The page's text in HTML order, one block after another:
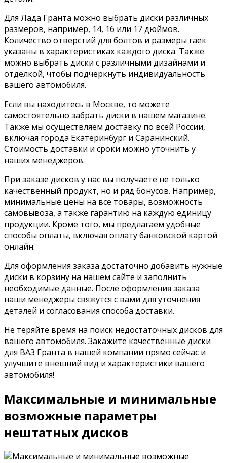
Для Лада Гранта можно выбрать диски различных
размеров, например, 14, 16 или 17 дюймов.
Количество отверстий для болтов и размеры гаек
указаны в характеристиках каждого диска. Также
можно выбрать диски с различными дизайнами и
отделкой, чтобы подчеркнуть индивидуальность
вашего автомобиля.
Если вы находитесь в Москве, то можете
самостоятельно забрать диски в нашем магазине.
Также мы осуществляем доставку по всей России,
включая города Екатеринбург и Саранинский.
Стоимость доставки и сроки можно уточнить у
наших менеджеров.
При заказе дисков у нас вы получаете не только
качественный продукт, но и ряд бонусов. Например,
минимальные цены на все товары, возможность
самовывоза, а также гарантию на каждую единицу
продукции. Кроме того, мы предлагаем удобные
способы оплаты, включая оплату банковской картой
онлайн.
Для оформления заказа достаточно добавить нужные
диски в корзину на нашем сайте и заполнить
необходимые данные. После оформления заказа
наши менеджеры свяжутся с вами для уточнения
деталей и согласования способа доставки.
Не теряйте время на поиск недостаточных дисков для
вашего автомобиля. Закажите качественные диски
для ВАЗ Гранта в нашей компании прямо сейчас и
улучшите внешний вид и характеристики вашего
автомобиля!
Максимальные и минимальные
возможные параметры
нештатных дисков